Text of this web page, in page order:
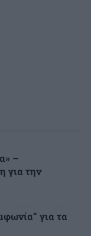
–
για την
για τα